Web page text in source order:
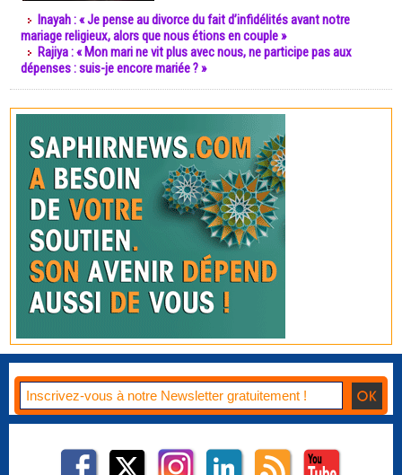
Inayah : « Je pense au divorce du fait d’infidélités avant notre
mariage religieux, alors que nous étions en couple »
Rajiya : « Mon mari ne vit plus avec nous, ne participe pas aux
dépenses : suis-je encore mariée ? »